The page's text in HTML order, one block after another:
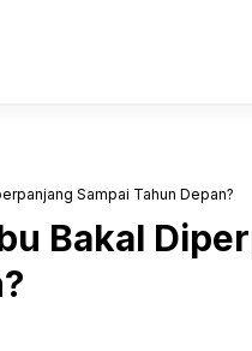
Sampai Tahun Depan?
Bakal